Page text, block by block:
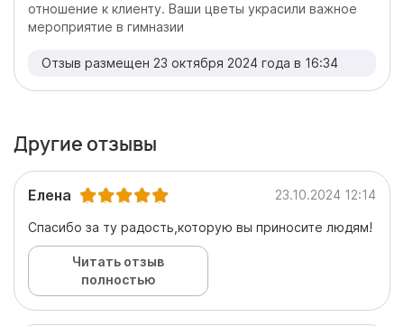
отношение к клиенту. Ваши цветы украсили важное
мероприятие в гимназии
Отзыв размещен 23 октября 2024 года в 16:34
Другие отзывы
Елена 23.10.2024 12:14
Спасибо за ту радость,которую вы приносите людям!
Читать отзыв
полностью